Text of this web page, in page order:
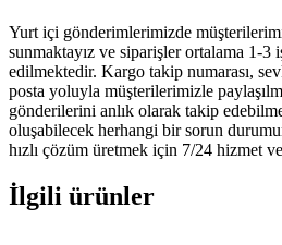
Yurt içi gönderimlerimizde
sunmaktayız ve siparişler ortalama 1-3
edilmektedir. Kargo takip numarası,
posta yoluyla müşterilerimizle
gönderilerini anlık olarak takip
oluşabilecek herhangi bir sorun
hızlı çözüm üretmek için 7/24 hizmet
İlgili ürünler